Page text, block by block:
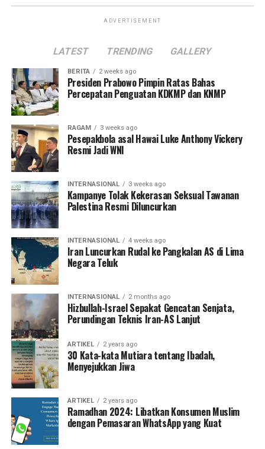
ADVERTISEMENT
LATEST TRENDING GALLERY
BERITA 2 weeks ago
Presiden Prabowo Pimpin Ratas Bahas
Percepatan Penguatan KDKMP dan KNMP
RAGAM 3 weeks ago
Pesepakbola asal Hawai Luke Anthony Vickery
Resmi Jadi WNI
INTERNASIONAL 3 weeks ago
Kampanye Tolak Kekerasan Seksual Tawanan
Palestina Resmi Diluncurkan
INTERNASIONAL 4 weeks ago
Iran Luncurkan Rudal ke Pangkalan AS di Lima
Negara Teluk
INTERNASIONAL 2 months ago
Hizbullah-Israel Sepakat Gencatan Senjata,
Perundingan Teknis Iran-AS Lanjut
ARTIKEL 2 years ago
30 Kata-kata Mutiara tentang Ibadah,
Menyejukkan Jiwa
ARTIKEL 2 years ago
Ramadhan 2024: Libatkan Konsumen Muslim
dengan Pemasaran WhatsApp yang Kuat